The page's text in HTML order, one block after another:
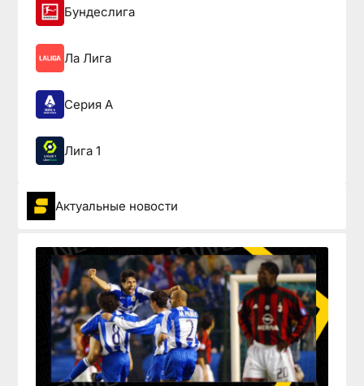
Бундеслига
Ла Лига
Серия А
Лига 1
Актуальные новости